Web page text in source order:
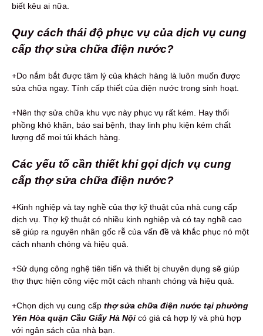
biết kêu ai nữa.
Quy cách thái độ phục vụ của dịch vụ cung
cấp thợ sửa chữa điện nước?
+Do nắm bắt được tâm lý của khách hàng là luôn muốn được
sửa chữa ngay. Tính cấp thiết của điện nước trong sinh hoạt.
+Nên thợ sửa chữa khu vực này phục vụ rất kém. Hay thổi
phồng khó khăn, báo sai bệnh, thay linh phụ kiện kém chất
lượng để moi túi khách hàng.
Các yếu tố cần thiết khi gọi dịch vụ cung
cấp thợ sửa chữa điện nước?
+Kinh nghiệp và tay nghề của thợ kỹ thuật của nhà cung cấp
dịch vụ. Thợ kỹ thuật có nhiều kinh nghiệp và có tay nghề cao
sẽ giúp ra nguyên nhân gốc rễ của vấn đề và khắc phục nó một
cách nhanh chóng và hiệu quả.
+Sử dụng công nghệ tiên tiến và thiết bị chuyên dụng sẽ giúp
thợ thực hiện công việc một cách nhanh chóng và hiệu quả.
+Chọn dịch vụ cung cấp thợ sửa chữa điện nước tại phường
Yên Hòa quận Cầu Giấy Hà Nội có giá cả hợp lý và phù hợp
với ngân sách của nhà bạn.